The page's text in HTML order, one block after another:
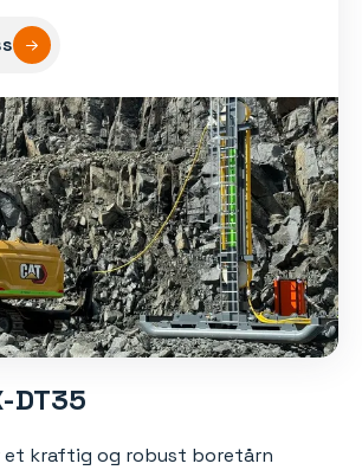
DT35
et kraftig og robust boretårn